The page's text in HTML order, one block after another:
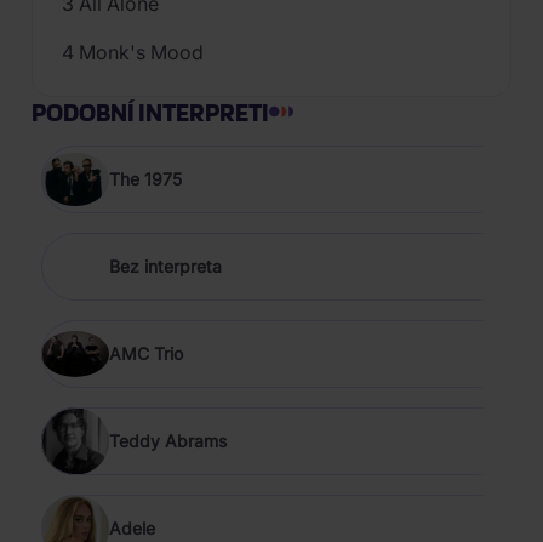
4 Monk's Mood
PODOBNÍ INTERPRETI
The 1975
Bez interpreta
AMC Trio
Teddy Abrams
Adele